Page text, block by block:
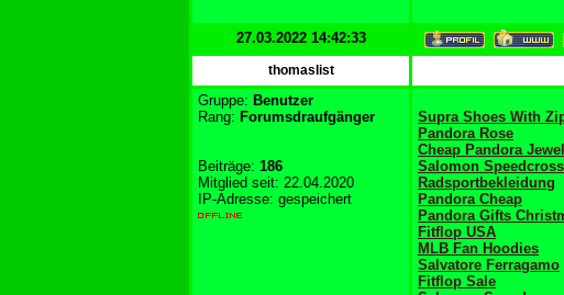
27.03.2022 14:42:33
thomaslist
Gruppe: Benutzer
Rang: Forumsdraufgänger
Beiträge: 186
Mitglied seit: 22.04.2020
IP-Adresse: gespeichert
Supra Shoes With
Pandora Rose
Cheap Pandora
Salomon
Radsportbekleidung
Pandora Cheap
Pandora Gifts
Fitflop USA
MLB Fan Hoodies
Salvatore Ferragamo
Fitflop Sale